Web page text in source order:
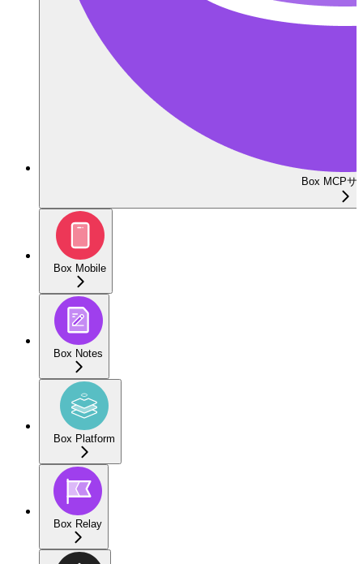
Box MCPサ
Box Mobile
Box Notes
Box Platform
Box Relay